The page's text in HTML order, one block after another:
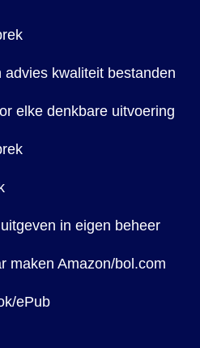
kwaliteit bestanden
elke denkbare uitvoering
in eigen beheer
maken Amazon/bol.com
ePub